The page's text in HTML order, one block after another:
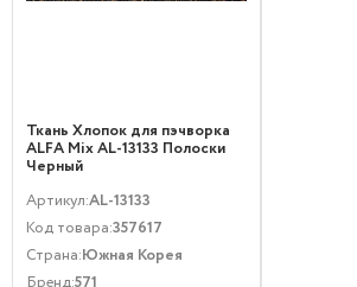
Ткань Хлопок для пэчворка
ALFA Mix AL-13133 Полоски
Черный
Артикул:AL-13133
Код товара:357617
Страна:Южная Корея